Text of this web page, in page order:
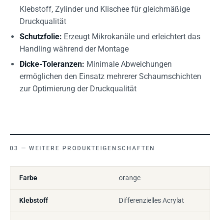
Klebstoff, Zylinder und Klischee für gleichmäßige
Druckqualität
Schutzfolie: Erzeugt Mikrokanäle und erleichtert das
Handling während der Montage
Dicke-Toleranzen: Minimale Abweichungen
ermöglichen den Einsatz mehrerer Schaumschichten
zur Optimierung der Druckqualität
WEITERE PRODUKTEIGENSCHAFTEN
Farbe orange
Klebstoff Differenzielles Acrylat